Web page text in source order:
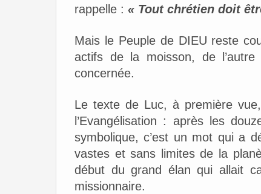
rappelle : « Tout chrétien doit
Mais le Peuple de DIEU reste
actifs de la moisson, de
concernée.
Le texte de Luc, à première
l’Evangélisation : après les
symbolique, c’est un mot qui a
vastes et sans limites de la
début du grand élan qui allait
missionnaire.